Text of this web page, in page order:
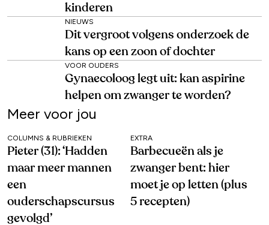
kinderen
NIEUWS
Dit vergroot volgens onderzoek de
kans op een zoon of dochter
VOOR OUDERS
Gynaecoloog legt uit: kan aspirine
helpen om zwanger te worden?
Meer voor jou
COLUMNS & RUBRIEKEN
Pieter (31): ‘Hadden
maar meer mannen
een
ouderschapscursus
gevolgd’
EXTRA
Barbecueën als je
zwanger bent: hier
moet je op letten (plus
5 recepten)